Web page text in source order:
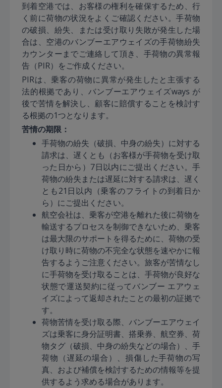
到着空港では、お客様の権利を確保するため、行
く前に荷物の状況をよくご確認ください。手荷物
の破損、紛失、または受け取り失敗が発生した場
合は、空港のバンブーエアウェイズの手荷物紛失
カウンターまでご連絡して頂き、手荷物の異常報
告（PIR）をご作成ください。
PIRは、乗客の荷物に異常が発生したと主張する
法的根拠であり、バンブーエアウェイズways が
後で苦情を解決し、顧客に賠償することを検討す
る根拠の1つとなります。
苦情の期限：
手荷物の紛失（破損、中身の紛失）に対する
請求は、遅くとも（お客様が手荷物を受け取
った日から）7日以内にご提出ください。手
荷物の紛失または遅延に対する請求は、遅く
とも21日以内（乗客のフライトの到着日か
ら）にご提出ください。
航空会社は、乗客が空港を離れた後に荷物を
輸送するプロセスを制御できないため、乗客
は最大限のサポートを得るために、荷物の受
け取り時に荷物の不完全な状態を速やかに報
告するようご注意ください。旅客が苦情なし
に手荷物を受け取ることは、手荷物が良好な
状態で運送契約に従ってバンブー エアウェ
イズによって返却されたことの最初の証拠で
す。
荷物苦情を受け取る際、バンブーエアウェイ
ズは乗客に身分証明書、搭乗券、航空券、荷
物タグ（破損、中身の紛失などの場合）、手
荷物（遅延の場合）、損傷した手荷物の写
真、および補償を検討するための情報等を提
供するよう求める場合があります。